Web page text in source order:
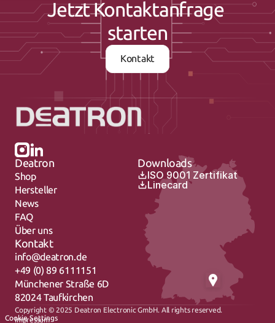
Cookie Settings
Jetzt Kontaktanfrage
starten
Kontakt
Deatron
Shop
Hersteller
News
FAQ
Über uns
Downloads
ISO 9001 Zertifikat
Linecard
Kontakt
info@deatron.de
+49 (0) 89 6111151
Münchener Straße 6D
82024 Taufkirchen
Copyright © 2025 Deatron Electronic GmbH. All rights reserved.
Impressum